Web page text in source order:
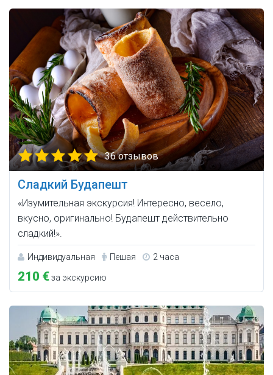
36 отзывов
Сладкий Будапешт
«Изумительная экскурсия! Интересно, весело,
вкусно, оригинально! Будапешт действительно
сладкий!».
Индивидуальная Пешая 2 часа
210 €за экскурсию